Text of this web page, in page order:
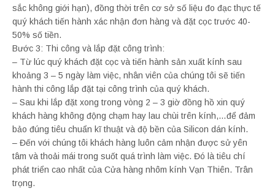
sắc không giới hạn), đồng thời trên cơ sở số liệu đo đạc thực tế
quý khách tiến hành xác nhận đơn hàng và đặt cọc trước 40-
50% số tiền.
Bước 3: Thi công và lắp đặt công trình:
– Từ lúc quý khách đặt cọc và tiến hành sản xuất kính sau
khoảng 3 – 5 ngày làm việc, nhân viên của chúng tôi sẽ tiến
hành thi công lắp đặt tại công trình của quý khách.
– Sau khi lắp đặt xong trong vòng 2 – 3 giờ đồng hồ xin quý
khách hàng không động chạm hay lau chùi trên kính,…để đảm
bảo đúng tiêu chuẩn kĩ thuật và độ bền của Silicon dán kính.
– Đến với chúng tôi khách hàng luôn cảm nhận được sử yên
tâm và thoải mái trong suốt quá trình làm việc. Đó là tiêu chí
phát triển cao nhất của Cửa hàng nhôm kính Vạn Thiên. Trân
trọng.